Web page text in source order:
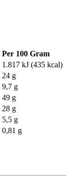
Per 100 Gram
1.817 kJ (435 kcal)
24 g
9,7 g
49 g
28 g
5,5 g
0,81 g